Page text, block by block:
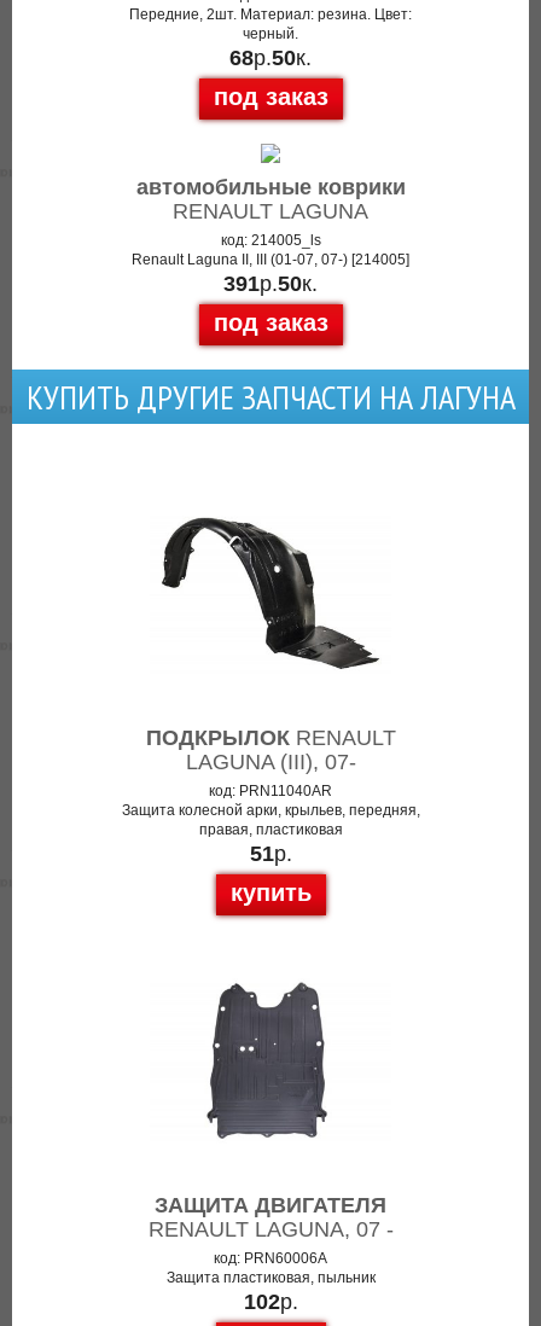
Передние, 2шт. Материал: резина. Цвет:
черный.
68р.50к.
под заказ
автомобильные коврики
RENAULT LAGUNA
код: 214005_ls
Renault Laguna II, III (01-07, 07-) [214005]
391р.50к.
под заказ
КУПИТЬ ДРУГИЕ ЗАПЧАСТИ НА ЛАГУНА
ПОДКРЫЛОКRENAULT
LAGUNA (III), 07-
код: PRN11040AR
Защита колесной арки, крыльев, передняя,
правая, пластиковая
51р.
купить
ЗАЩИТА ДВИГАТЕЛЯ
RENAULT LAGUNA, 07 -
код: PRN60006A
Защита пластиковая, пыльник
102р.